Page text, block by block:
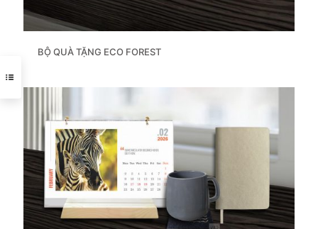
BỘ QUÀ TẶNG ECO FOREST